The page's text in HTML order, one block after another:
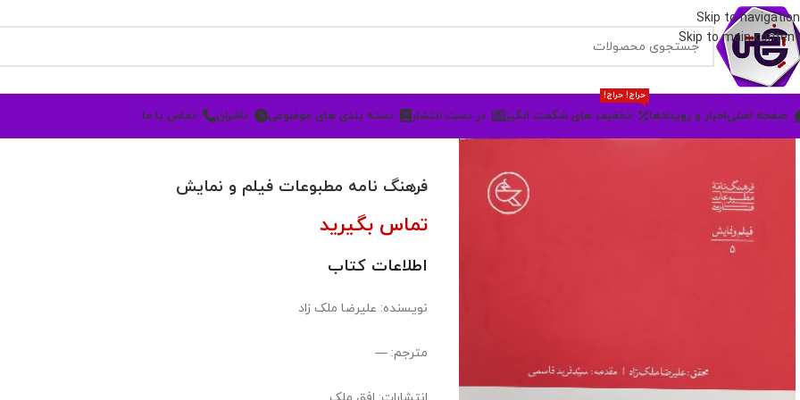
Skip to navigation
Skip to main content
صفحه اصلیاخبار و رویدادها تخفیف های شگفت انگیز
حراج! حراج!
در دست انتشار دسته بندی های موضوعی ناشران تماس با ما
فرهنگ نامه مطبوعات فیلم و نمایش
تماس بگیرید
اطلاعات کتاب
نویسنده: علیرضا ملک زاد
مترجم: —